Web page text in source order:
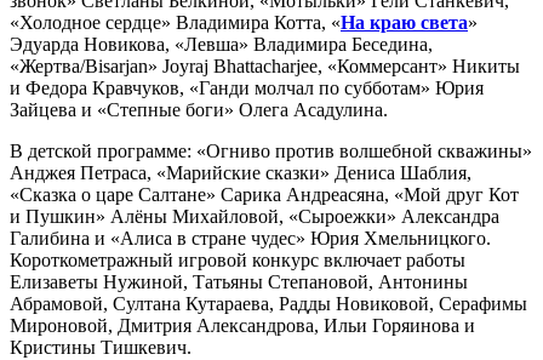
«Холодное сердце» Владимира Котта, «На краю света»
Эдуарда Новикова, «Левша» Владимира Беседина,
«Жертва/Bisarjan» Joyraj Bhattacharjee, «Коммерсант» Никиты
и Федора Кравчуков, «Ганди молчал по субботам» Юрия
Зайцева и «Степные боги» Олега Асадулина.
В детской программе: «Огниво против волшебной скважины»
Анджея Петраса, «Марийские сказки» Дениса Шаблия,
«Сказка о царе Салтане» Сарика Андреасяна, «Мой друг Кот
и Пушкин» Алёны Михайловой, «Сыроежки» Александра
Галибина и «Алиса в стране чудес» Юрия Хмельницкого.
Короткометражный игровой конкурс включает работы
Елизаветы Нужиной, Татьяны Степановой, Антонины
Абрамовой, Султана Кутараева, Радды Новиковой, Серафимы
Мироновой, Дмитрия Александрова, Ильи Горяинова и
Кристины Тишкевич.